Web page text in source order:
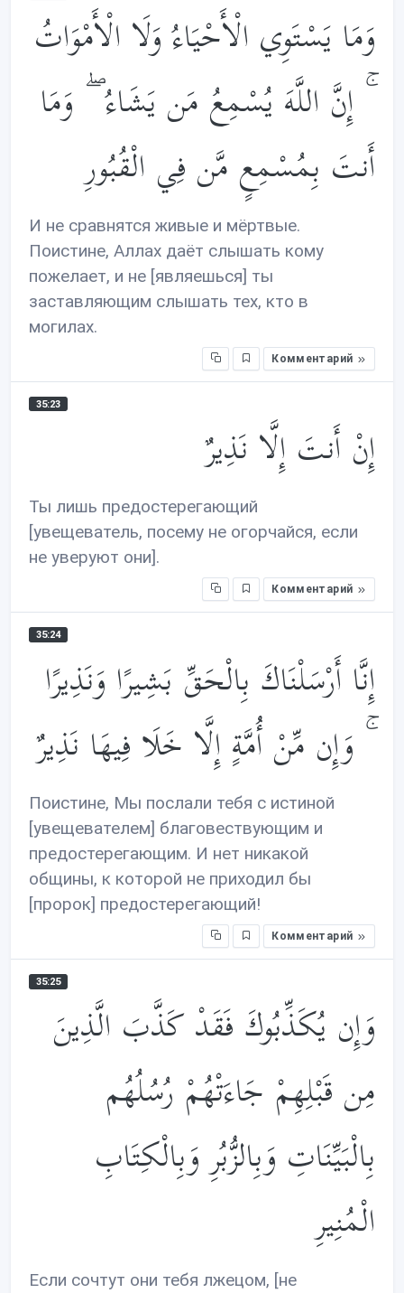
وَمَا يَسْتَوِي الْأَحْيَاءُ وَلَا الْأَمْوَاتُ
ۚ إِنَّ اللَّهَ يُسْمِعُ مَن يَشَاءُ ۖ وَمَا
أَنتَ بِمُسْمِعٍ مَّن فِي الْقُبُورِ
И не сравнятся живые и мёртвые.
Поистине, Аллах даёт слышать кому
пожелает, и не [являешься] ты
заставляющим слышать тех, кто в
могилах.
Комментарий
35:23
إِنْ أَنتَ إِلَّا نَذِيرٌ
Ты лишь предостерегающий
[увещеватель, посему не огорчайся, если
не уверуют они].
Комментарий
35:24
إِنَّا أَرْسَلْنَاكَ بِالْحَقِّ بَشِيرًا وَنَذِيرًا
ۚ وَإِن مِّنْ أُمَّةٍ إِلَّا خَلَا فِيهَا نَذِيرٌ
Поистине, Мы послали тебя с истиной
[увещевателем] благовествующим и
предостерегающим. И нет никакой
общины, к которой не приходил бы
[пророк] предостерегающий!
Комментарий
35:25
وَإِن يُكَذِّبُوكَ فَقَدْ كَذَّبَ الَّذِينَ
مِن قَبْلِهِمْ جَاءَتْهُمْ رُسُلُهُم
بِالْبَيِّنَاتِ وَبِالزُّبُرِ وَبِالْكِتَابِ
الْمُنِيرِ
Если сочтут они тебя лжецом, [не